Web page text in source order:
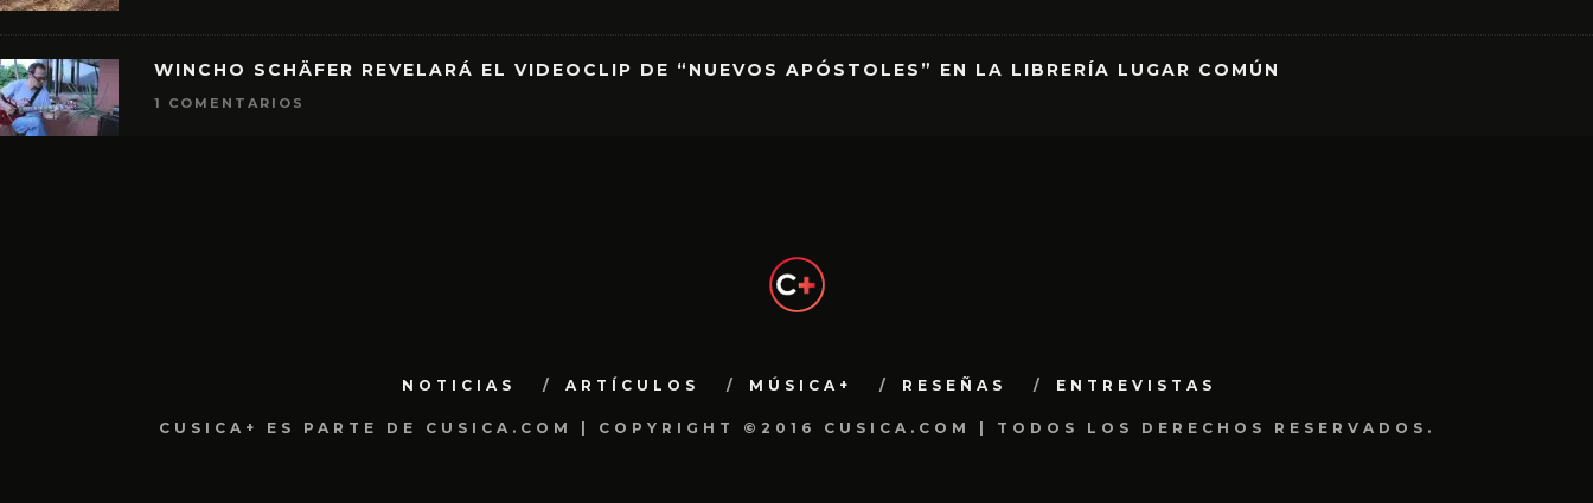
WINCHO SCHÄFER REVELARÁ EL VIDEOCLIP DE “NUEVOS APÓSTOLES” EN LA LIBRERÍA LUGAR COMÚN
1 COMENTARIOS
NOTICIAS ARTÍCULOS MÚSICA+ RESEÑAS ENTREVISTAS
CUSICA+ ES PARTE DE CUSICA.COM | COPYRIGHT ©2016 CUSICA.COM | TODOS LOS DERECHOS RESERVADOS.